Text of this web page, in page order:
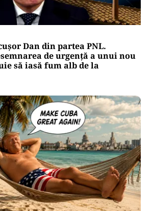
Dan din partea PNL.
de urgență a unui nou
să iasă fum alb de la